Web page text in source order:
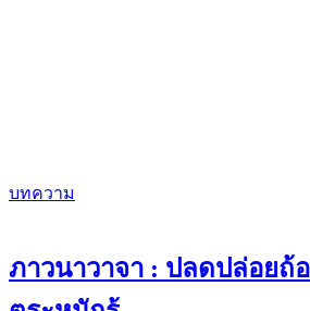
บทความ
ภาวนาวาจา : ปลดปล่อยถ้